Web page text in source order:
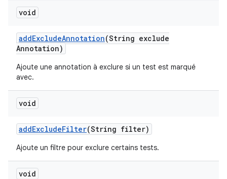
void
addExcludeAnnotation(String exclude
Annotation)
Ajoute une annotation à exclure si un test est marqué
avec.
void
addExcludeFilter(String filter)
Ajoute un filtre pour exclure certains tests.
void